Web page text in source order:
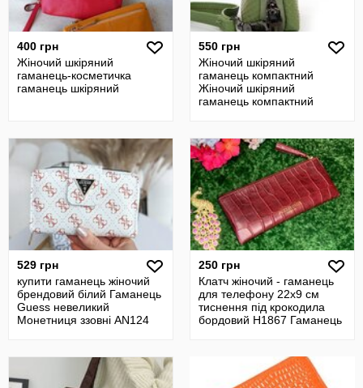
400 грн
Жіночий шкіряний
гаманець-косметичка
гаманець шкіряний
550 грн
Жіночий шкіряний
гаманець компактний
Жіночий шкіряний
гаманець компактний
529 грн
купити гаманець жіночий
брендовий білий Гаманець
Guess невеликий
Монетниця ззовні AN124
250 грн
Клатч жіночий - гаманець
для телефону 22х9 см
тиснення під крокодила
бордовий Н1867 Гаманець